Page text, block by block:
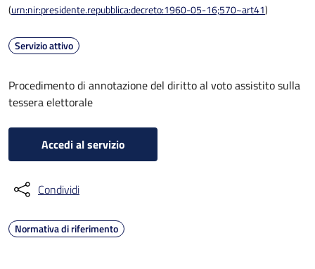
(urn:nir:presidente.repubblica:decreto:1960-05-16;570~art41)
Servizio attivo
Procedimento di annotazione del diritto al voto assistito sulla
tessera elettorale
Accedi al servizio
Condividi
Normativa di riferimento